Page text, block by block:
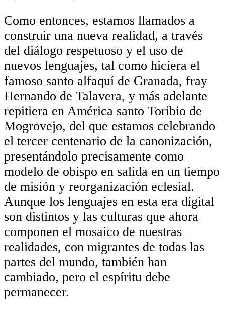
Como entonces, estamos llamados a
construir una nueva realidad, a través
del diálogo respetuoso y el uso de
nuevos lenguajes, tal como hiciera el
famoso santo alfaquí de Granada, fray
Hernando de Talavera, y más adelante
repitiera en América santo Toribio de
Mogrovejo, del que estamos celebrando
el tercer centenario de la canonización,
presentándolo precisamente como
modelo de obispo en salida en un tiempo
de misión y reorganización eclesial.
Aunque los lenguajes en esta era digital
son distintos y las culturas que ahora
componen el mosaico de nuestras
realidades, con migrantes de todas las
partes del mundo, también han
cambiado, pero el espíritu debe
permanecer.